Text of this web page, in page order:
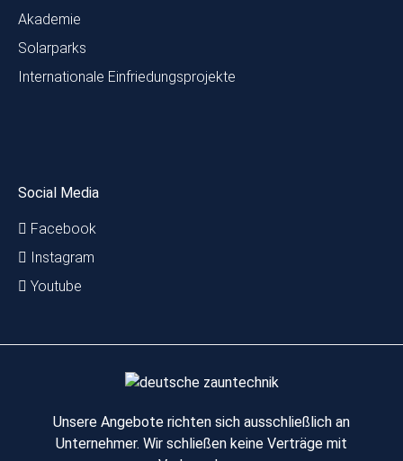
Akademie
Solarparks
Internationale Einfriedungsprojekte
Social Media
Facebook
Instagram
Youtube
Unsere Angebote richten sich ausschließlich an
Unternehmer. Wir schließen keine Verträge mit